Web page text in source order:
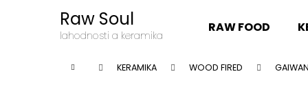
Raw Soul
lahodnosti a keramika
RAW FOOD
Domů KERAMIKA WOOD FIRED GAIWAN
Zpět
Zpět